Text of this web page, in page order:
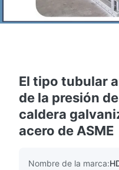
El tipo tubular
de la presión
caldera
acero de ASME
Nombre de la marca: